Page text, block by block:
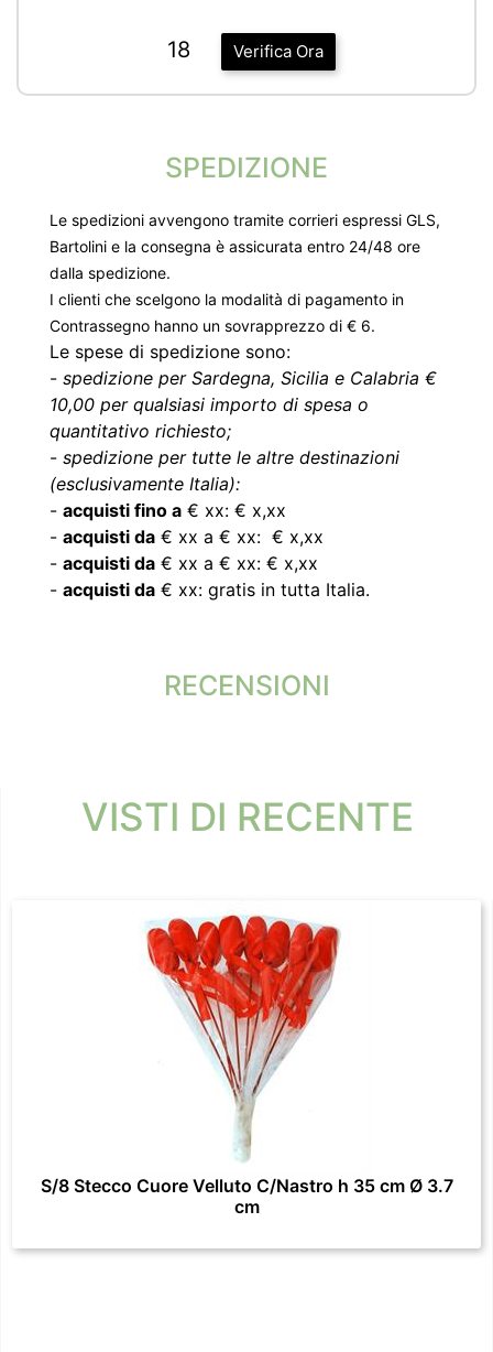
Verifica Ora
18
SPEDIZIONE
Le spedizioni avvengono tramite corrieri espressi GLS,
Bartolini e la consegna è assicurata entro 24/48 ore
dalla spedizione.
I clienti che scelgono la modalità di pagamento in
Contrassegno hanno un sovrapprezzo di € 6.
Le spese di spedizione sono:
- spedizione per Sardegna, Sicilia e Calabria €
10,00 per qualsiasi importo di spesa o
quantitativo richiesto;
- spedizione per tutte le altre destinazioni
(esclusivamente Italia):
- acquisti fino a € xx: € x,xx
- acquisti da € xx a € xx: € x,xx
- acquisti da € xx a € xx: € x,xx
- acquisti da € xx: gratis in tutta Italia.
RECENSIONI
VISTI DI RECENTE
S/8 Stecco Cuore Velluto C/Nastro h 35 cm Ø 3.7
cm